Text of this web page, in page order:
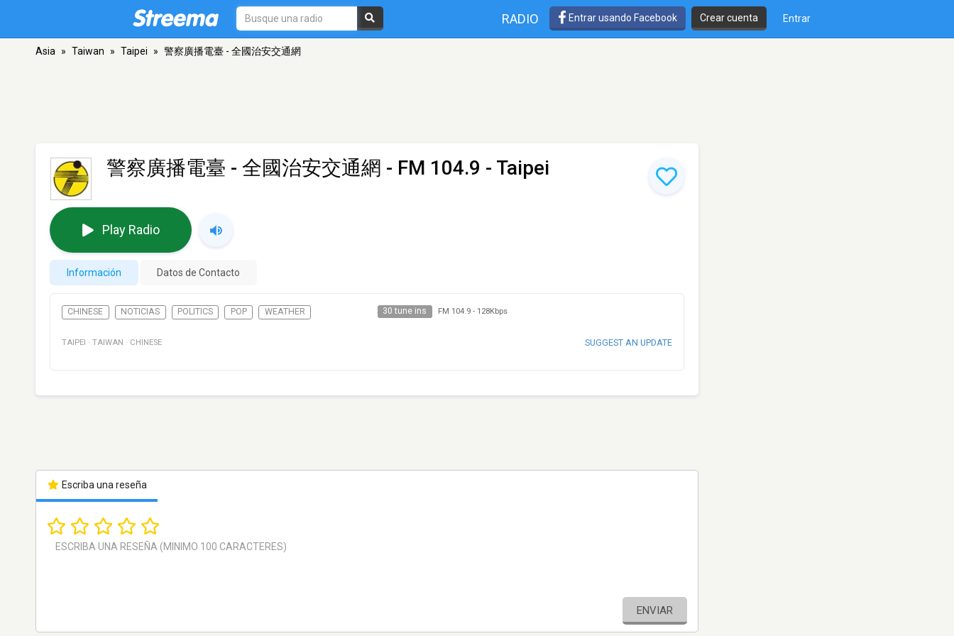
RADIO Entrar usando Facebook Crear cuenta Entrar
Asia » Taiwan » Taipei » 警察廣播電臺 - 全國治安交通網
警察廣播電臺 - 全國治安交通網 - FM 104.9 - Taipei
Play Radio
Información Datos de Contacto
CHINESE NOTICIAS POLITICS POP WEATHER 30 tune ins FM 104.9- 128Kbps
TAIPEI · TAIWAN · CHINESE SUGGEST AN UPDATE
Escriba una reseña
ENVIAR